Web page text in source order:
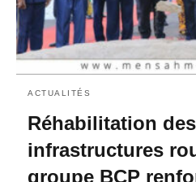
ACTUALITÉS
Réhabilitation des
infrastructures
groupe BCP